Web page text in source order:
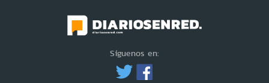
Síguenos en: